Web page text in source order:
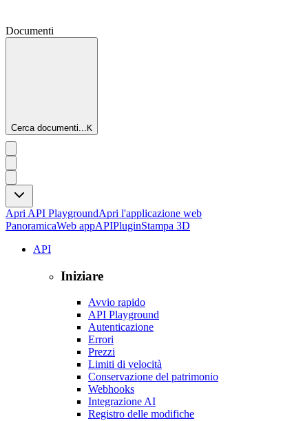
Documenti
Cerca documenti...K
Apri API PlaygroundApri l'applicazione web
PanoramicaWeb appAPIPluginStampa 3D
API
Iniziare
Avvio rapido
API Playground
Autenticazione
Errori
Prezzi
Limiti di velocità
Conservazione del patrimonio
Webhooks
Integrazione AI
Registro delle modifiche